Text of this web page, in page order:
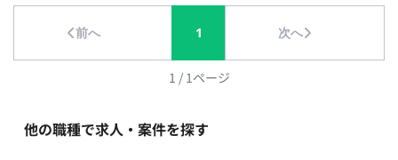
が回せる体制です。 ※弊社からのご紹介実績多数ございます。 ■
稼働について ・フルリモート可 ・参画開始日：2026年9月1日 ※
■その他 Goは未経験でもOK
前へ 1 次へ
1 / 1ページ
他の職種で求人・案件を探す